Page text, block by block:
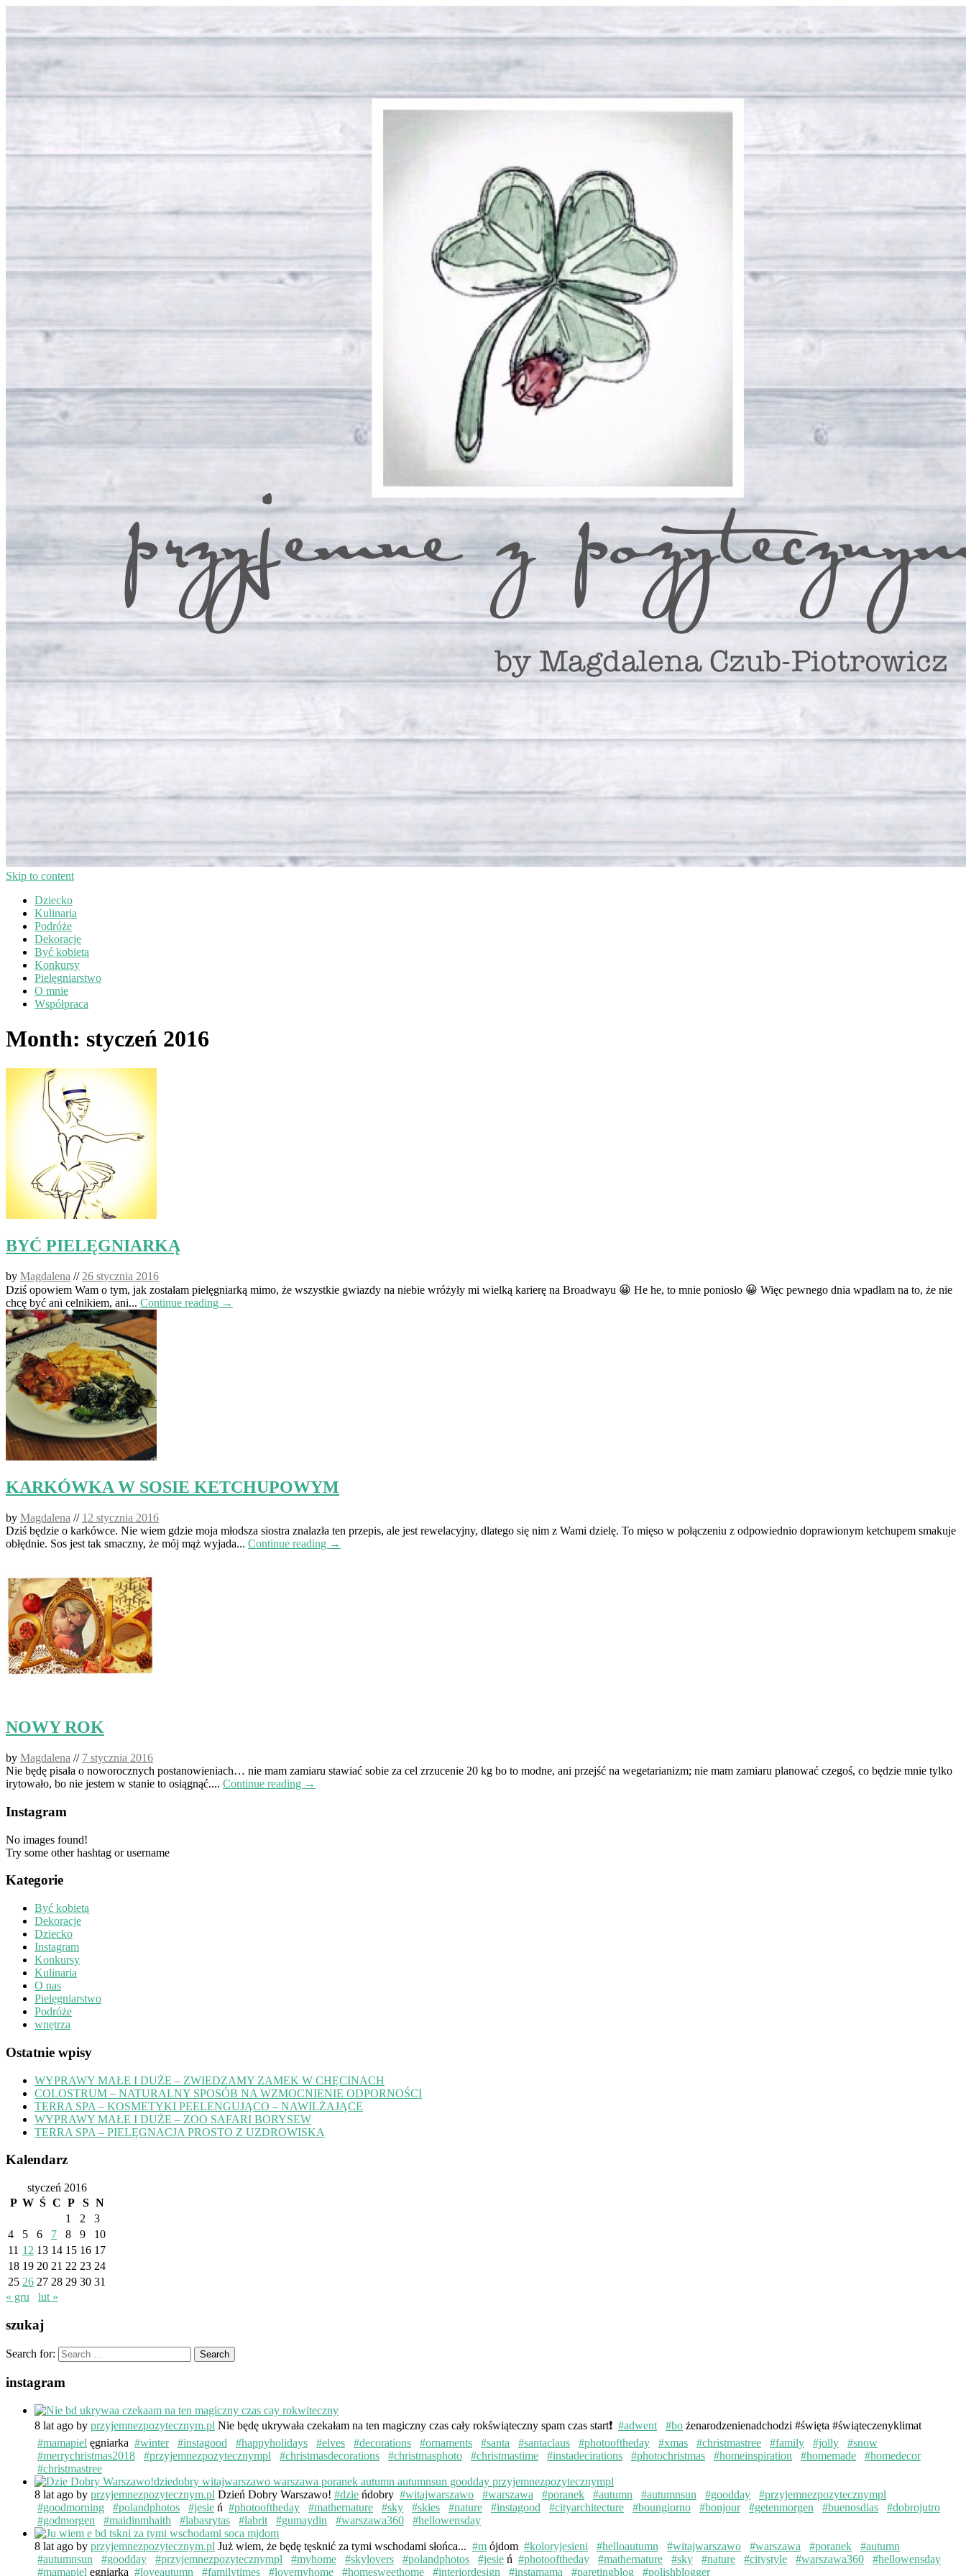
Skip to content
Dziecko
Kulinaria
Podróże
Dekoracje
Być kobietą
Konkursy
Pielęgniarstwo
O mnie
Współpraca
Month: styczeń 2016
BYĆ PIELĘGNIARKĄ
by Magdalena // 26 stycznia 2016
Dziś opowiem Wam o tym, jak zostałam pielęgniarką mimo, że wszystkie gwiazdy na niebie wróżyły mi wielką karierę na Broadwayu 😀 He he, to mnie poniosło 😀 Więc pewnego dnia wpadłam na to, że nie
chcę być ani celnikiem, ani... Continue reading →
KARKÓWKA W SOSIE KETCHUPOWYM
by Magdalena // 12 stycznia 2016
Dziś będzie o karkówce. Nie wiem gdzie moja młodsza siostra znalazła ten przepis, ale jest rewelacyjny, dlatego się nim z Wami dzielę. To mięso w połączeniu z odpowiednio doprawionym ketchupem smakuje
obłędnie. Sos jest tak smaczny, że mój mąż wyjada... Continue reading →
NOWY ROK
by Magdalena // 7 stycznia 2016
Nie będę pisała o noworocznych postanowieniach… nie mam zamiaru stawiać sobie za cel zrzucenie 20 kg bo to modne, ani przejść na wegetarianizm; nie mam zamiaru planować czegoś, co będzie mnie tylko
irytowało, bo nie jestem w stanie to osiągnąć.... Continue reading →
Instagram
No images found!
Try some other hashtag or username
Kategorie
Być kobietą
Dekoracje
Dziecko
Instagram
Konkursy
Kulinaria
O nas
Pielęgniarstwo
Podróże
wnętrza
Ostatnie wpisy
WYPRAWY MAŁE I DUŻE – ZWIEDZAMY ZAMEK W CHĘCINACH
COLOSTRUM – NATURALNY SPOSÓB NA WZMOCNIENIE ODPORNOŚCI
TERRA SPA – KOSMETYKI PEELENGUJĄCO – NAWILŻAJĄCE
WYPRAWY MAŁE I DUŻE – ZOO SAFARI BORYSEW
TERRA SPA – PIELĘGNACJA PROSTO Z UZDROWISKA
Kalendarz
styczeń 2016
P W Ś C P S N
1
2
3
4
5 6 7 8 9
10
11 12 13 14 15 16 17
18 19 20 21 22 23 24
25 26 27 28 29 30 31
« gru
lut »
szukaj
Search for:
instagram
8 lat ago by przyjemnezpozytecznym.pl Nie będę ukrywała czekałam na ten magiczny czas cały rokświąteczny spam czas start❗️ #adwent #bo żenarodzenienadchodzi #święta #świąteczenyklimat
#mamapiel ęgniarka #winter #instagood #happyholidays #elves #decorations #ornaments #santa #santaclaus #photooftheday #xmas #christmastree #family #jolly
#snow
#merrychristmas2018
#przyjemnezpozytecznympl #christmasdecorations #christmasphoto #christmastime #instadecirations #photochristmas #homeinspiration #homemade
#homedecor
#christmastree
8 lat ago by przyjemnezpozytecznym.pl Dzień Dobry Warszawo! #dzie ńdobry #witajwarszawo #warszawa #poranek #autumn #autumnsun #goodday
#przyjemnezpozytecznympl
#goodmorning
#polandphotos #jesie ń #photooftheday #mathernature #sky #skies #nature #instagood #cityarchitecture #boungiorno #bonjour #getenmorgen #buenosdias
#dobrojutro
#godmorgen
#maidinmhaith #labasrytas #labrit #gumaydin #warszawa360 #hellowensday
8 lat ago by przyjemnezpozytecznym.pl Już wiem, że będę tęsknić za tymi wschodami słońca... #m ójdom #koloryjesieni #helloautumn #witajwarszawo #warszawa #poranek
#autumn
#autumnsun
#goodday #przyjemnezpozytecznympl #myhome #skylovers #polandphotos #jesie ń #photooftheday #mathernature #sky #nature #citystyle #warszawa360
#hellowensday
#mamapiel ęgniarka #loveautumn #familytimes #lovemyhome #homesweethome #interiordesign #instamama #paretingblog #polishblogger